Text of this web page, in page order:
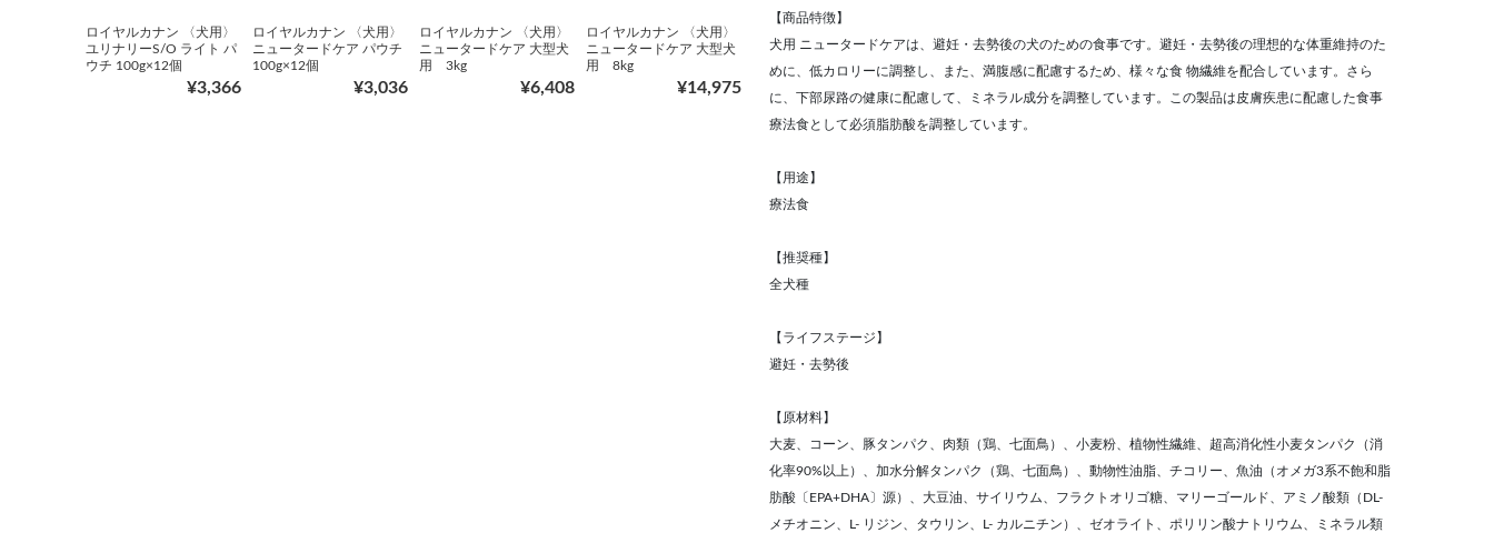
ロイヤルカナン 〈犬用〉
ユリナリーS/O ライト パ
ウチ 100g×12個
¥3,366
ロイヤルカナン 〈犬用〉
ニュータードケア パウチ
100g×12個
¥3,036
ロイヤルカナン 〈犬用〉
ニュータードケア 大型犬
用 3kg
¥6,408
ロイヤルカナン 〈犬用〉
ニュータードケア 大型犬
用 8kg
¥14,975
【商品特徴】
犬用 ニュータードケアは、避妊・去勢後の犬のための食事です。避妊・去勢後の理想的な体重維持のた
めに、低カロリーに調整し、また、満腹感に配慮するため、様々な食 物繊維を配合しています。さら
に、下部尿路の健康に配慮して、ミネラル成分を調整しています。この製品は皮膚疾患に配慮した食事
療法食として必須脂肪酸を調整しています。
【用途】
療法食
【推奨種】
全犬種
【ライフステージ】
避妊・去勢後
【原材料】
大麦、コーン、豚タンパク、肉類（鶏、七面鳥）、小麦粉、植物性繊維、超高消化性小麦タンパク（消
化率90%以上）、加水分解タンパク（鶏、七面鳥）、動物性油脂、チコリー、魚油（オメガ3系不飽和脂
肪酸〔EPA+DHA〕源）、大豆油、サイリウム、フラクトオリゴ糖、マリーゴールド、アミノ酸類（DL-
メチオニン、L- リジン、タウリン、L- カルニチン）、ゼオライト、ポリリン酸ナトリウム、ミネラル類